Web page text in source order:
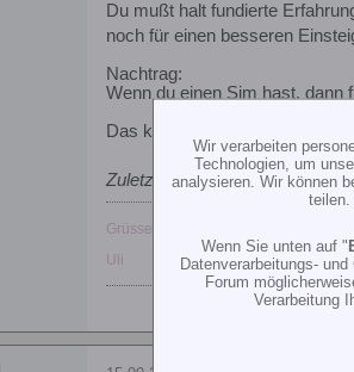
Du mußt halt fundierte
noch für einen besseren
Nachtrag:
Wenn du einen Sim hast, dann
Das kannst du fast ein zu eins
Zuletzt geändert vonPirelli;
Grüsse
Uli
Wir verarbeiten
Technologien, um
analysieren. Wir können
teilen.
Wenn Sie unten auf "
Datenverarbeitungs-
Forum
Verarbeitung